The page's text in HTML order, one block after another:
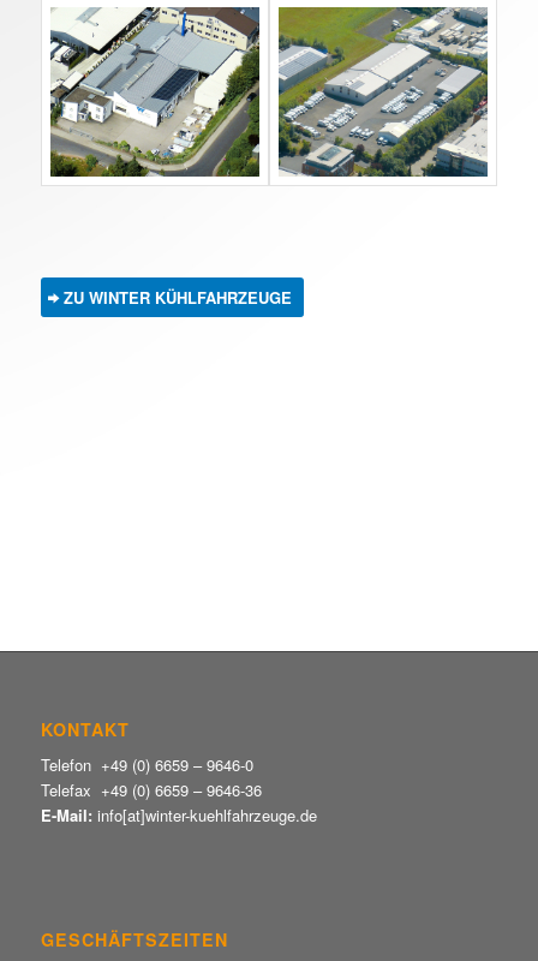
ZU WINTER KÜHLFAHRZEUGE
KONTAKT
Telefon +49 (0) 6659 – 9646-0
Telefax +49 (0) 6659 – 9646-36
E-Mail: info[at]winter-kuehlfahrzeuge.de
GESCHÄFTSZEITEN